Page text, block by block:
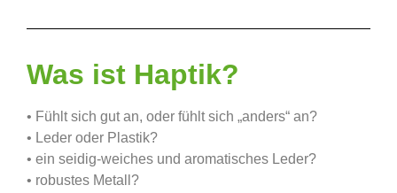
Was ist Haptik?
• Fühlt sich gut an, oder fühlt sich „anders“ an?
• Leder oder Plastik?
• ein seidig-weiches und aromatisches Leder?
• robustes Metall?